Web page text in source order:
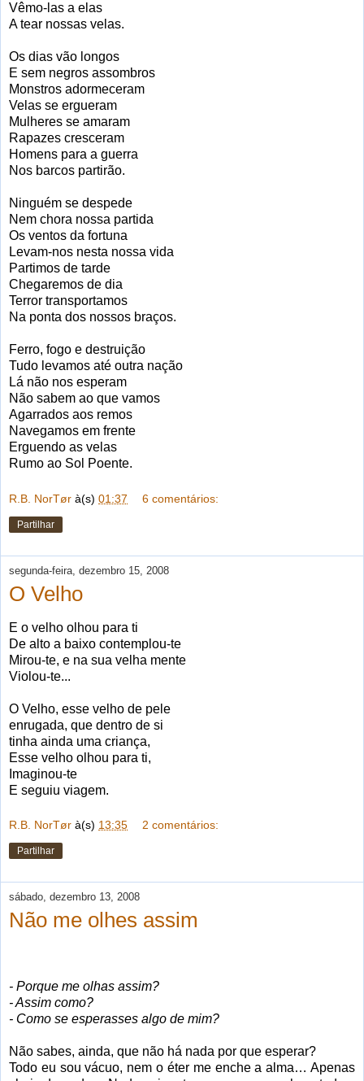
Vêmo-las a elas
A tear nossas velas.
Os dias vão longos
E sem negros assombros
Monstros adormeceram
Velas se ergueram
Mulheres se amaram
Rapazes cresceram
Homens para a guerra
Nos barcos partirão.
Ninguém se despede
Nem chora nossa partida
Os ventos da fortuna
Levam-nos nesta nossa vida
Partimos de tarde
Chegaremos de dia
Terror transportamos
Na ponta dos nossos braços.
Ferro, fogo e destruição
Tudo levamos até outra nação
Lá não nos esperam
Não sabem ao que vamos
Agarrados aos remos
Navegamos em frente
Erguendo as velas
Rumo ao Sol Poente.
R.B. NorTør à(s) 01:37 6 comentários:
Partilhar
segunda-feira, dezembro 15, 2008
O Velho
E o velho olhou para ti
De alto a baixo contemplou-te
Mirou-te, e na sua velha mente
Violou-te...
O Velho, esse velho de pele
enrugada, que dentro de si
tinha ainda uma criança,
Esse velho olhou para ti,
Imaginou-te
E seguiu viagem.
R.B. NorTør à(s) 13:35 2 comentários:
Partilhar
sábado, dezembro 13, 2008
Não me olhes assim
- Porque me olhas assim?
- Assim como?
- Como se esperasses algo de mim?
Não sabes, ainda, que não há nada por que esperar?
Todo eu sou vácuo, nem o éter me enche a alma… Apenas